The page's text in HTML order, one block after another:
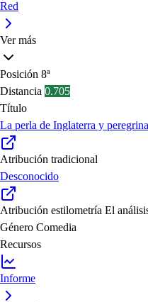
Red
Ver más
Posición 8ª
Distancia 0.705
Título
La perla de Inglaterra y
Atribución tradicional
Desconocido
Atribución estilometría El
Género Comedia
Recursos
Informe